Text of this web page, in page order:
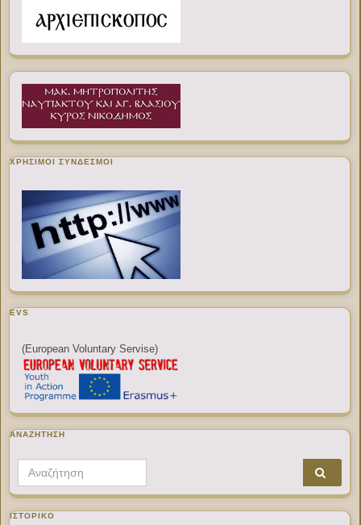
ΧΡΉΣΙΜΟΙ ΣΎΝΔΕΣΜΟΙ
EVS
(European Voluntary Servise)
ΑΝΑΖΉΤΗΣΗ
Search for:
ΙΣΤΟΡΙΚΌ